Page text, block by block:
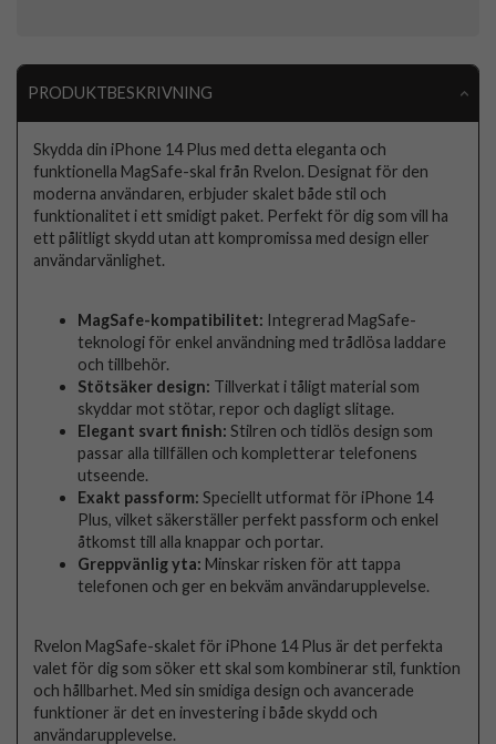
PRODUKTBESKRIVNING
Skydda din iPhone 14 Plus med detta eleganta och
funktionella MagSafe-skal från Rvelon. Designat för den
moderna användaren, erbjuder skalet både stil och
funktionalitet i ett smidigt paket. Perfekt för dig som vill ha
ett pålitligt skydd utan att kompromissa med design eller
användarvänlighet.
MagSafe-kompatibilitet: Integrerad MagSafe-
teknologi för enkel användning med trådlösa laddare
och tillbehör.
Stötsäker design: Tillverkat i tåligt material som
skyddar mot stötar, repor och dagligt slitage.
Elegant svart finish: Stilren och tidlös design som
passar alla tillfällen och kompletterar telefonens
utseende.
Exakt passform: Speciellt utformat för iPhone 14
Plus, vilket säkerställer perfekt passform och enkel
åtkomst till alla knappar och portar.
Greppvänlig yta: Minskar risken för att tappa
telefonen och ger en bekväm användarupplevelse.
Rvelon MagSafe-skalet för iPhone 14 Plus är det perfekta
valet för dig som söker ett skal som kombinerar stil, funktion
och hållbarhet. Med sin smidiga design och avancerade
funktioner är det en investering i både skydd och
användarupplevelse.